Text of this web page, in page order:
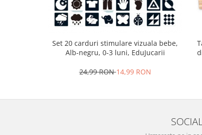
Set 20 carduri stimulare vizuala bebe,
Alb-negru, 0-3 luni, EduJucarii
24,99 RON14,99 RON